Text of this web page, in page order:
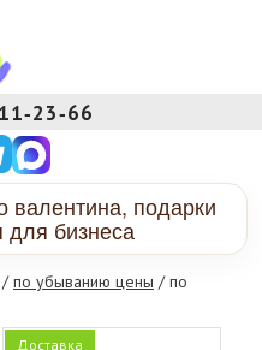
валентина, подарки
бизнеса
/по убыванию цены / по
Доставка